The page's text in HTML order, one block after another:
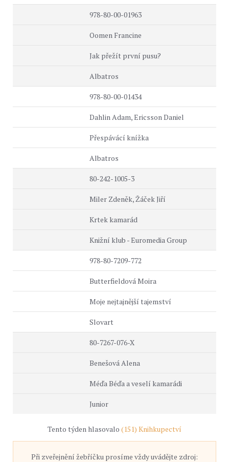
978-80-00-01963
Oomen Francine
Jak přežít první pusu?
Albatros
978-80-00-01434
Dahlin Adam, Ericsson Daniel
Přespávácí knížka
Albatros
80-242-1005-3
Miler Zdeněk, Žáček Jiří
Krtek kamarád
Knižní klub - Euromedia Group
978-80-7209-772
Butterfieldová Moira
Moje nejtajnější tajemství
Slovart
80-7267-076-X
Benešová Alena
Méďa Béďa a veselí kamarádi
Junior
Tento týden hlasovalo (151) Knihkupectví
Při zveřejnění žebříčku prosíme vždy uvádějte zdroj: